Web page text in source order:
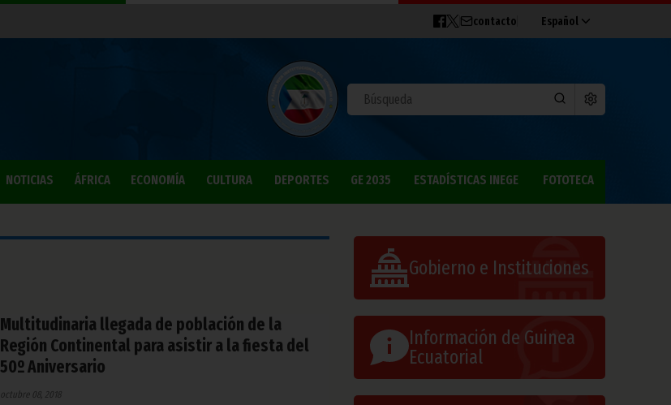
contacto Español
NOTICIAS ÁFRICA ECONOMÍA CULTURA DEPORTES GE 2035 ESTADÍSTICAS INEGE FOTOTECA
Multitudinaria llegada de población de la
Región Continental para asistir a la fiesta del
50º Aniversario
octubre 08, 2018
Gobierno e Instituciones
Información de Guinea
Ecuatorial